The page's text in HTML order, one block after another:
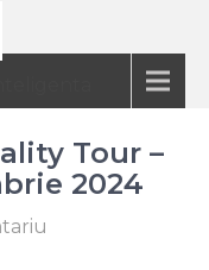
Tour –
2024